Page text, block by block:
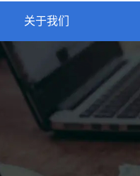
关于我们